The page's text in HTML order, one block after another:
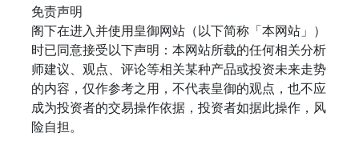
免责声明
阁下在进入并使用皇御网站（以下简称「本网站」）
时已同意接受以下声明：本网站所载的任何相关分析
师建议、观点、评论等相关某种产品或投资未来走势
的内容，仅作参考之用，不代表皇御的观点，也不应
成为投资者的交易操作依据，投资者如据此操作，风
险自担。